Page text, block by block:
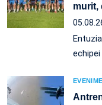
echipei